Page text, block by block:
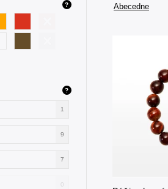
?
?
1
9
7
0
Abecedne